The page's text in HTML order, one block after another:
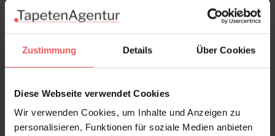
Zustimmung Details Über Cookies
Diese Webseite verwendet Cookies
Wir verwenden Cookies, um Inhalte und Anzeigen zu
personalisieren, Funktionen für soziale Medien anbieten